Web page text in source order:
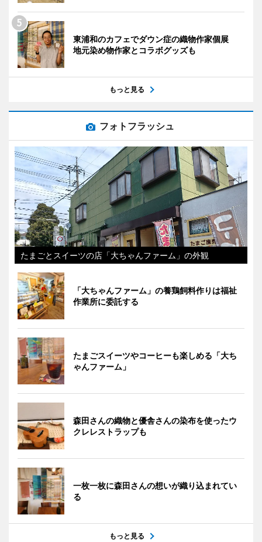
東浦和のカフェでダウン症の織物作家個展
地元染め物作家とコラボグッズも
もっと見る
フォトフラッシュ
たまごとスイーツの店「大ちゃんファーム」の外観
「大ちゃんファーム」の養鶏飼料作りは福祉
作業所に委託する
たまごスイーツやコーヒーも楽しめる「大ち
ゃんファーム」
森田さんの織物と優舎さんの染布を使ったウ
クレレストラップも
一枚一枚に森田さんの想いが織り込まれてい
る
もっと見る